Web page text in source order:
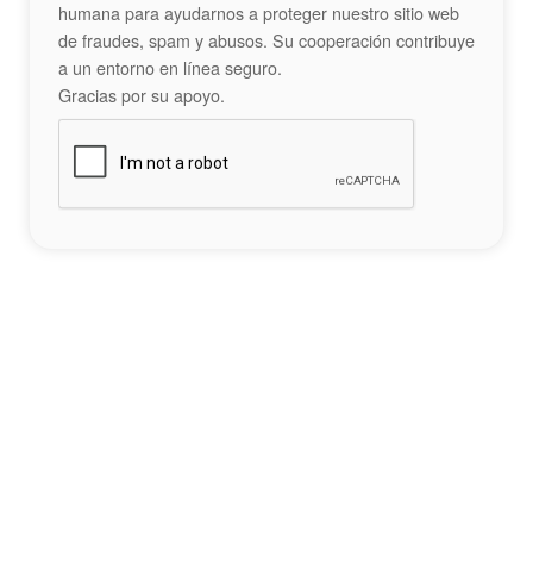
humana para ayudarnos a proteger nuestro sitio web
de fraudes, spam y abusos. Su cooperación contribuye
a un entorno en línea seguro.
Gracias por su apoyo.